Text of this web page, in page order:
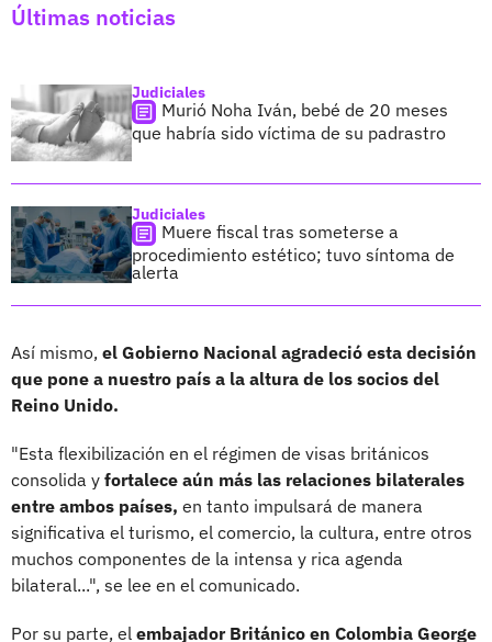
Últimas noticias
Judiciales
Murió Noha Iván, bebé de 20 meses
que habría sido víctima de su padrastro
Judiciales
Muere fiscal tras someterse a
procedimiento estético; tuvo síntoma de
alerta
Así mismo, el Gobierno Nacional agradeció esta decisión
que pone a nuestro país a la altura de los socios del
Reino Unido.
"Esta flexibilización en el régimen de visas británicos
consolida y fortalece aún más las relaciones bilaterales
entre ambos países, en tanto impulsará de manera
significativa el turismo, el comercio, la cultura, entre otros
muchos componentes de la intensa y rica agenda
bilateral...", se lee en el comunicado.
Por su parte, el embajador Británico en Colombia George